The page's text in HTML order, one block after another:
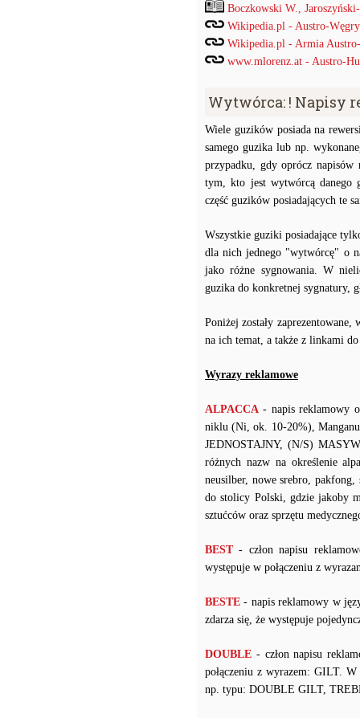
Boczkowski W.,
Wikipedia.pl - Austro-Węgry
Wikipedia.pl - Armia
www.mlorenz.at - Austro-
Wytwórca: ! Napisy
Wiele guzików posiada na
samego guzika lub np.
przypadku, gdy oprócz napisów
tym, kto jest wytwórcą danego
część guzików posiadających te
Wszystkie guziki posiadające
dla nich jednego "wytwórcę" o
jako różne sygnowania. W
guzika do konkretnej sygnatury,
Poniżej zostały
na ich temat, a także z linkami
Wyrazy reklamowe
ALPACCA - napis reklamowy
niklu (Ni, ok. 10-20%),
JEDNOSTAJNY, (N/S)
różnych nazw na określenie
neusilber, nowe srebro,
do stolicy Polski, gdzie jakoby
sztućców oraz sprzętu
BEST- człon napisu
występuje w połączeniu z
BESTE - napis reklamowy w
zdarza się, że występuje
DOUBLE - człon napisu
połączeniu z wyrazem: GILT.
np. typu: DOUBLE GILT,